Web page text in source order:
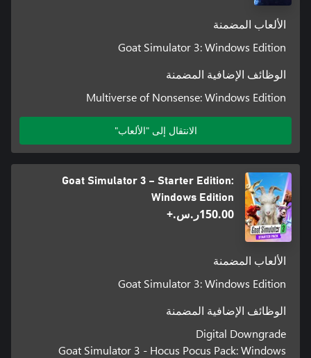
الألعاب المضمنة
Goat Simulator 3: Windows Edition
الوظائف الإضافية المضمنة
Multiverse of Nonsense: Windows Edition
الانتقال إلى "الألعاب"
Goat Simulator 3 – Starter Edition:
Windows Edition
‪ر.س.‏‎150.00‬+
الألعاب المضمنة
Goat Simulator 3: Windows Edition
الوظائف الإضافية المضمنة
Digital Downgrade
Goat Simulator 3 - Hocus Pocus Pack: Windows